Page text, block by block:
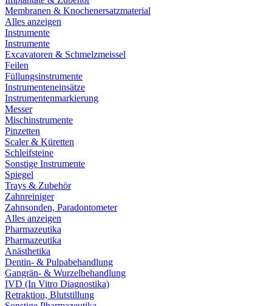
Membranen & Knochenersatzmaterial
Alles anzeigen
Instrumente
Instrumente
Excavatoren & Schmelzmeissel
Feilen
Füllungsinstrumente
Instrumenteneinsätze
Instrumentenmarkierung
Messer
Mischinstrumente
Pinzetten
Scaler & Küretten
Schleifsteine
Sonstige Instrumente
Spiegel
Trays & Zubehör
Zahnreiniger
Zahnsonden, Paradontometer
Alles anzeigen
Pharmazeutika
Pharmazeutika
Anästhetika
Dentin- & Pulpabehandlung
Gangrän- & Wurzelbehandlung
IVD (In Vitro Diagnostika)
Retraktion, Blutstillung